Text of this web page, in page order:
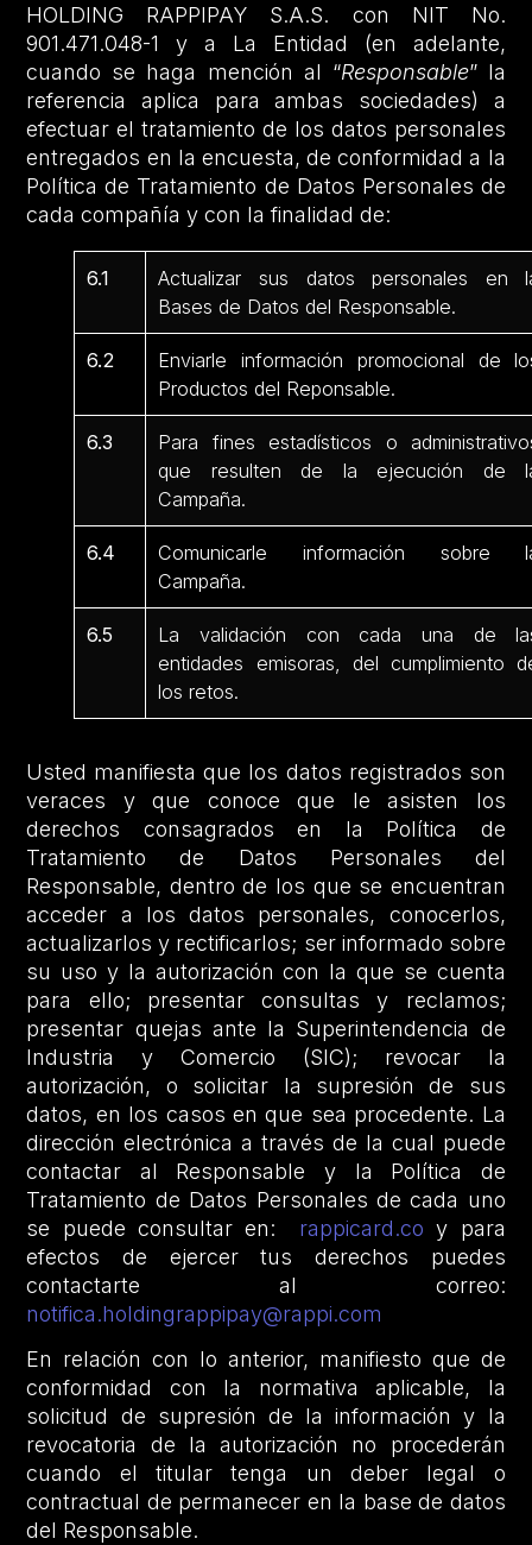
HOLDING RAPPIPAY S.A.S. con NIT No.
901.471.048-1 y a La Entidad (en adelante,
cuando se haga mención al “Responsable” la
referencia aplica para ambas sociedades) a
efectuar el tratamiento de los datos personales
entregados en la encuesta, de conformidad a la
Política de Tratamiento de Datos Personales de
cada compañía y con la finalidad de:
6.1
Actualizar sus datos personales en
Bases de Datos del Responsable.
6.2
Enviarle información promocional de
Productos del Reponsable.
6.3
Para fines estadísticos o
que resulten de la ejecución de
Campaña.
6.4
Comunicarle información sobre
Campaña.
6.5
La validación con cada una de
entidades emisoras, del cumplimiento
los retos.
Usted manifiesta que los datos registrados son
veraces y que conoce que le asisten los
derechos consagrados en la Política de
Tratamiento de Datos Personales del
Responsable, dentro de los que se encuentran
acceder a los datos personales, conocerlos,
actualizarlos y rectificarlos; ser informado sobre
su uso y la autorización con la que se cuenta
para ello; presentar consultas y reclamos;
presentar quejas ante la Superintendencia de
Industria y Comercio (SIC); revocar la
autorización, o solicitar la supresión de sus
datos, en los casos en que sea procedente. La
dirección electrónica a través de la cual puede
contactar al Responsable y la Política de
Tratamiento de Datos Personales de cada uno
se puede consultar en: rappicard.co y para
efectos de ejercer tus derechos puedes
contactarte al correo:
notifica.holdingrappipay@rappi.com
En relación con lo anterior, manifiesto que de
conformidad con la normativa aplicable, la
solicitud de supresión de la información y la
revocatoria de la autorización no procederán
cuando el titular tenga un deber legal o
contractual de permanecer en la base de datos
del Responsable.